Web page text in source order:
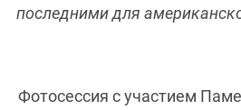
последними для
Фотосессия с участием